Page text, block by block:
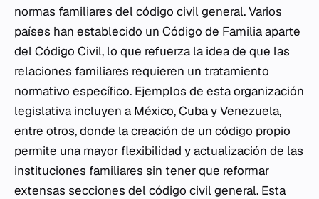
normas familiares del código civil general. Varios
países han establecido un Código de Familia aparte
del Código Civil, lo que refuerza la idea de que las
relaciones familiares requieren un tratamiento
normativo específico. Ejemplos de esta organización
legislativa incluyen a México, Cuba y Venezuela,
entre otros, donde la creación de un código propio
permite una mayor flexibilidad y actualización de las
instituciones familiares sin tener que reformar
extensas secciones del código civil general. Esta